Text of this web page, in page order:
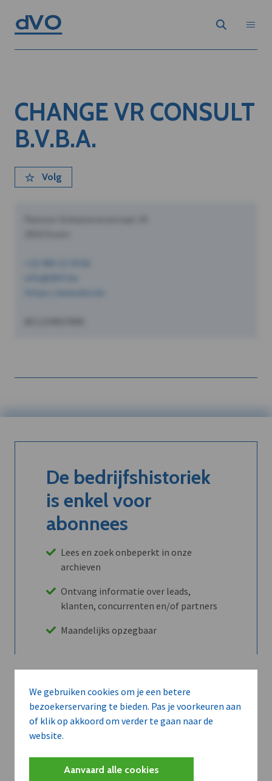
We gebruiken cookies om je een betere
bezoekerservaring te bieden. Pas je voorkeuren aan
of klik op akkoord om verder te gaan naar de
website.
Aanvaard alle cookies
CHANGE VR CONSULT
B.V.B.A.
Volg
De bedrijfshistoriek
is enkel voor
abonnees
Lees en zoek onbeperkt in onze
archieven
Ontvang informatie over leads,
klanten, concurrenten en/of partners
Maandelijks opzegbaar
Abboneer